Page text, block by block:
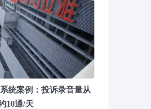
统案例：实现100%全
话录音检查